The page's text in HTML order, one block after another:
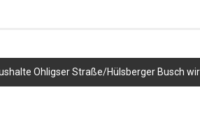
Ohligser Straße/Hülsberger Busch